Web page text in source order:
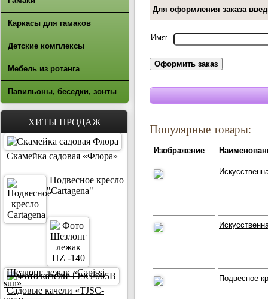
Каркасы для гамаков
Детские комплексы
Мебель из ротанга
Павильоны, беседки, зонты
ХИТЫ ПРОДАЖ
Скамейка садовая «Флора»
Подвесное кресло
"Cartagena"
Шезлонг лежак «Capissi
sun»
Садовые качели «TJSC-
Для оформления заказа
Имя:
Популярные товары:
Изображение
Подвесное